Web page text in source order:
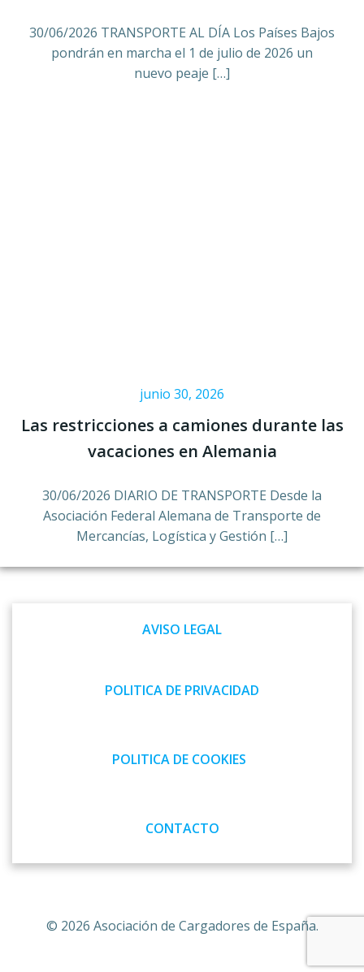
30/06/2026 TRANSPORTE AL DÍA Los Países Bajos
pondrán en marcha el 1 de julio de 2026 un
nuevo peaje […]
junio 30, 2026
Las restricciones a camiones durante las
vacaciones en Alemania
30/06/2026 DIARIO DE TRANSPORTE Desde la
Asociación Federal Alemana de Transporte de
Mercancías, Logística y Gestión […]
AVISO LEGAL
POLITICA DE PRIVACIDAD
POLITICA DE COOKIES
CONTACTO
© 2026 Asociación de Cargadores de España.